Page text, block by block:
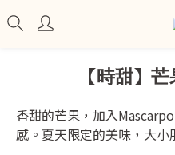
【時甜】
香甜的芒果，加入
感。夏天限定的美味，大小